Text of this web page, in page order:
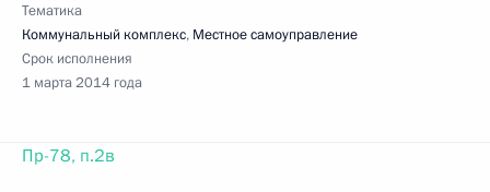
Тематика
Коммунальный комплекс, Местное самоуправление
Срок исполнения
1 марта 2014 года
Пр-78, п.2в